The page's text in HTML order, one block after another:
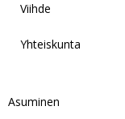
Viihde
Yhteiskunta
Asuminen